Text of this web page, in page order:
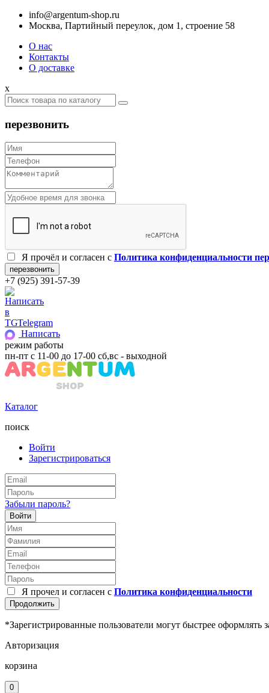
info@argentum-shop.ru
Москва, Партийный переулок, дом 1, строение 58
О нас
Контакты
О доставке
x
перезвонить
Я прочёл и согласен c Политика конфиденциальности
+7 (925) 391-57-39
Telegram
Написать
режим работы
пн-пт с 11-00 до 17-00 сб,вс - выходной
Каталог
поиск
Войти
Зарегистрироваться
Забыли пароль?
Войти
Я прочел и согласен с Политика конфиденциальности
Продолжить
*Зарегистрированные пользователи могут быстрее
Авторизация
корзина
0